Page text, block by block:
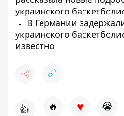
украинского
В Германии
украинского
известно
👍 🔥 ♥ 😭